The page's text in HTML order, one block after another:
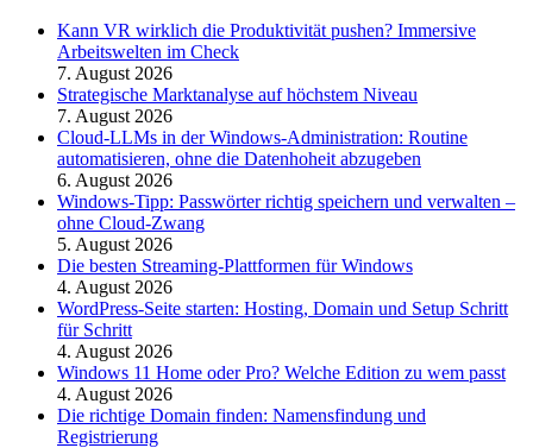
Kann VR wirklich die Produktivität pushen? Immersive
Arbeitswelten im Check
7. August 2026
Strategische Marktanalyse auf höchstem Niveau
7. August 2026
Cloud-LLMs in der Windows-Administration: Routine
automatisieren, ohne die Datenhoheit abzugeben
6. August 2026
Windows-Tipp: Passwörter richtig speichern und verwalten –
ohne Cloud-Zwang
5. August 2026
Die besten Streaming-Plattformen für Windows
4. August 2026
WordPress-Seite starten: Hosting, Domain und Setup Schritt
für Schritt
4. August 2026
Windows 11 Home oder Pro? Welche Edition zu wem passt
4. August 2026
Die richtige Domain finden: Namensfindung und
Registrierung